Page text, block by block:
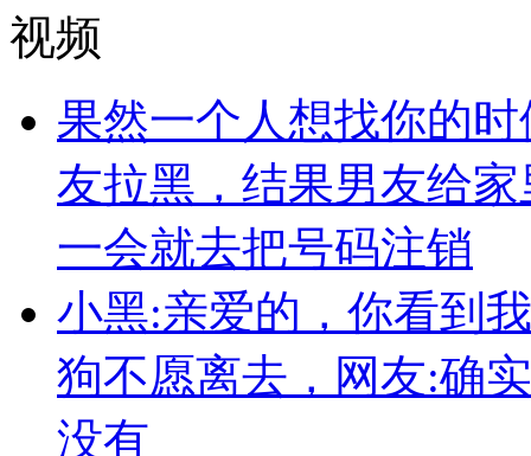
视频
果然一个人想找你的
友拉黑，结果男友给
一会就去把号码注销
小黑:亲爱的，你看到
狗不愿离去，网友:确
没有